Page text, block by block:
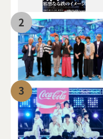
2
3